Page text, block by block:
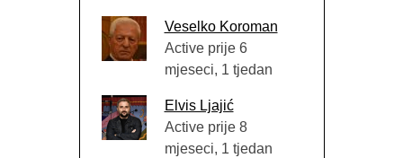
Veselko Koroman
Active prije 6
mjeseci, 1 tjedan
Elvis Ljajić
Active prije 8
mjeseci, 1 tjedan